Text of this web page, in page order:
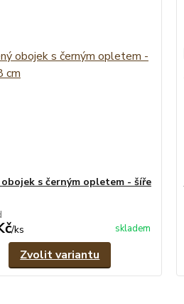
s černým opletem - šíře
/ks skladem
Zvolit variantu